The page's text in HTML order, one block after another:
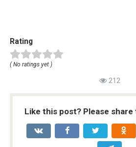
Rating
( No ratings yet )
212
Like this post? Please